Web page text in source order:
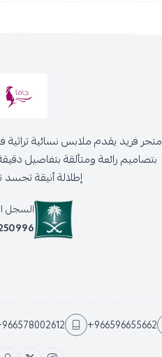
متجر فريد يقدم ملابس نسائية تراثية
بتصاميم رائعة ومتألقة بتفاصيل
إطلالة أنيقة تجسد
السجل
+966596655662